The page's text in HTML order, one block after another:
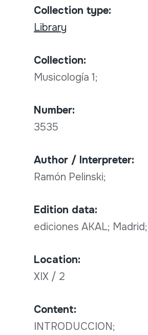
Collection type:
Library
Collection:
Musicología 1;
Number:
3535
Author / Interpreter:
Ramón Pelinski;
Edition data:
ediciones AKAL;
Location:
XIX / 2
Content:
INTRODUCCION;